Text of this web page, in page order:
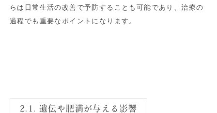
らは日常生活の改善で予防することも可能であり、治療の
過程でも重要なポイントになります。
2.1. 遺伝や肥満が与える影響